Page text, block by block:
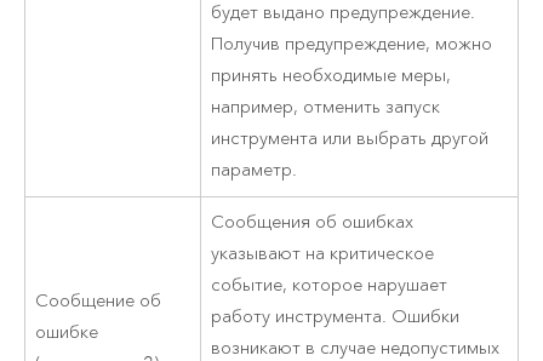
будет выдано предупреждение.
Получив предупреждение, можно
принять необходимые меры,
например, отменить запуск
инструмента или выбрать другой
параметр.
Сообщение об
ошибке
Сообщения об ошибках
указывают на критическое
событие, которое нарушает
работу инструмента. Ошибки
возникают в случае недопустимых